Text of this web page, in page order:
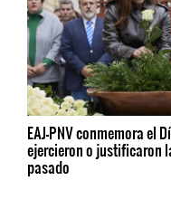
EAJ-PNV conmemora el
ejercieron o justificaron
pasado